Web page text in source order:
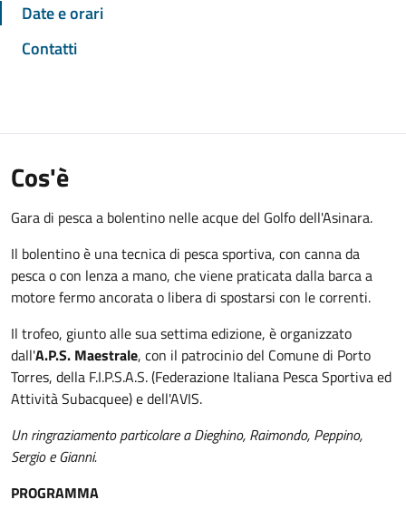
Date e orari
Contatti
Cos'è
Gara di pesca a bolentino nelle acque del Golfo dell'Asinara.
Il bolentino è una tecnica di pesca sportiva, con canna da
pesca o con lenza a mano, che viene praticata dalla barca a
motore fermo ancorata o libera di spostarsi con le correnti.
Il trofeo, giunto alle sua settima edizione, è organizzato
dall'A.P.S. Maestrale, con il patrocinio del Comune di Porto
Torres, della F.I.P.S.A.S. (Federazione Italiana Pesca Sportiva ed
Attività Subacquee) e dell'AVIS.
Un ringraziamento particolare a Dieghino, Raimondo, Peppino,
Sergio e Gianni.
PROGRAMMA